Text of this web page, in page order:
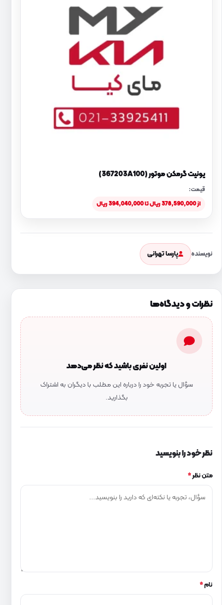
یونیت گرمکن موتور (367203A100)
قیمت:
از 378,590,000 ریال تا 394,040,000 ریال
نویسنده پارسا تهرانی
نظرات و دیدگاه‌ها
اولین نفری باشید که نظر می‌دهد
سؤال یا تجربه خود را درباره این مطلب با دیگران به اشتراک
بگذارید.
نظر خود را بنویسید
متن نظر*
نام*